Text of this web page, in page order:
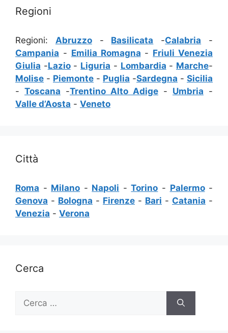
Regioni
Regioni: Abruzzo- Basilicata -Calabria -
Campania - Emilia Romagna - Friuli Venezia
Giulia -Lazio- Liguria - Lombardia - Marche-
Molise - Piemonte - Puglia -Sardegna - Sicilia
- Toscana -Trentino Alto Adige - Umbria -
Valle d’Aosta - Veneto
Città
Roma - Milano - Napoli -Torino - Palermo-
Genova - Bologna - Firenze - Bari - Catania -
Venezia - Verona
Cerca
per: